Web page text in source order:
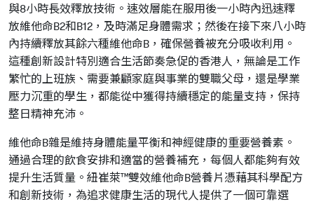
與8小時長效釋放技術。速效層能在服用後一小時內迅速釋
放維他命B2和B12，及時滿足身體需求；然後在接下來八小時
內持續釋放其餘六種維他命B，確保營養被充分吸收利用。
這種創新設計特別適合生活節奏急促的香港人，無論是工作
繁忙的上班族、需要兼顧家庭與事業的雙職父母，還是學業
壓力沉重的學生，都能從中獲得持續穩定的能量支持，保持
整日精神充沛。
維他命B雜是維持身體能量平衡和神經健康的重要營養素。
通過合理的飲食安排和適當的營養補充，每個人都能夠有效
提升生活質量。紐崔萊™雙效維他命B營養片憑藉其科學配方
和創新技術，為追求健康生活的現代人提供了一個可靠選